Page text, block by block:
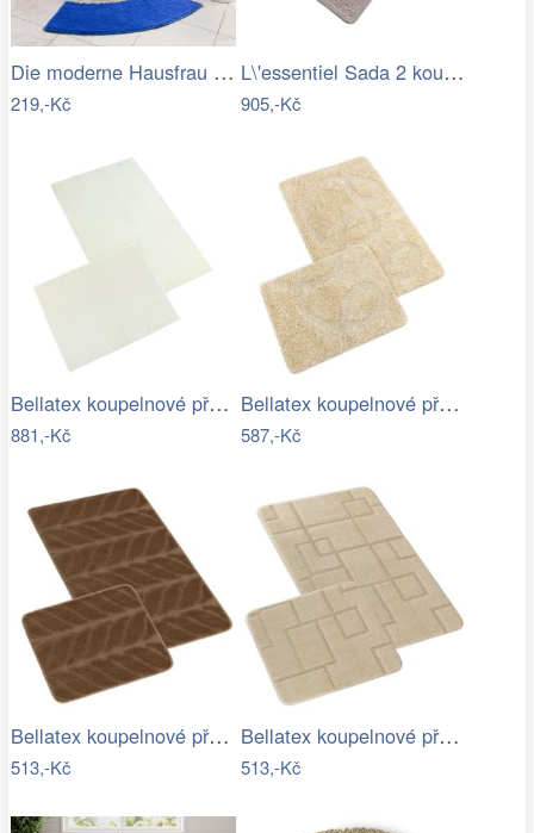
Die moderne Hausfrau Protiskluzová…
219,-Kč
L\'essentiel Sada 2 koupelnových…
905,-Kč
Bellatex koupelnové předložky BANYGOLD…
881,-Kč
Bellatex koupelnové předložky…
587,-Kč
Bellatex koupelnové předložky SADA BANY…
513,-Kč
Bellatex koupelnové předložky SADA BANY…
513,-Kč